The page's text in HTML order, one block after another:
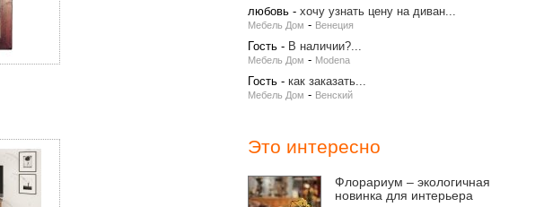
любовь - хочу узнать цену на диван...
Мебель Дом - Венеция
Гость - В наличии?...
Мебель Дом - Modena
Гость - как заказать...
Мебель Дом - Венский
Это интересно
Флорариум – экологичная
новинка для интерьера